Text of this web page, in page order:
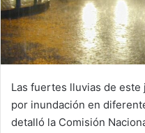
Las fuertes lluvias de
por inundación en
detalló la Comisión